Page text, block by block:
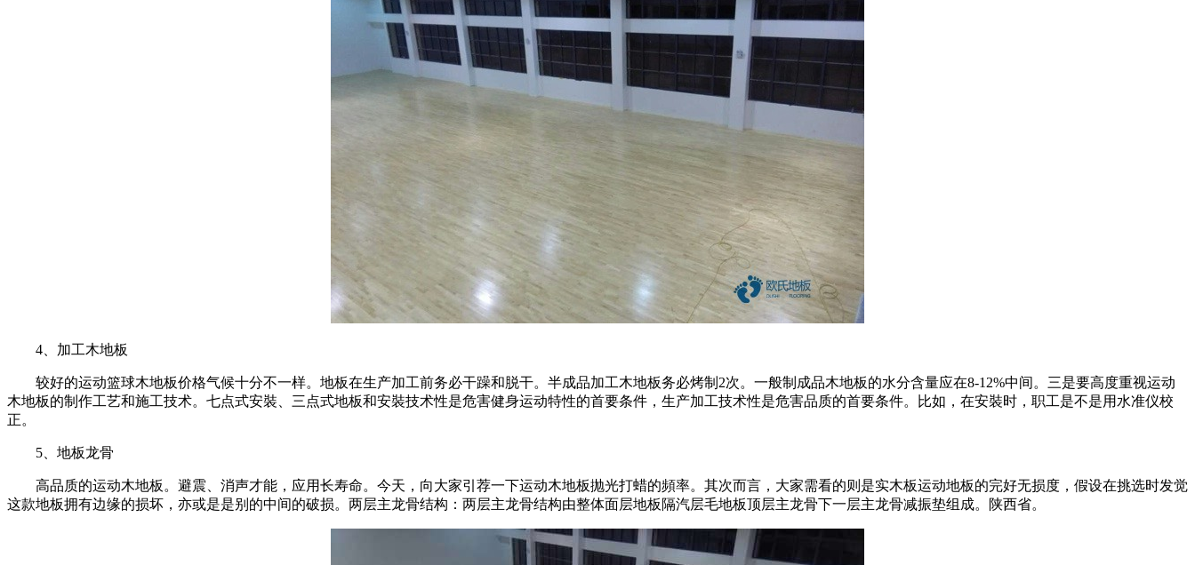
4、加工木地板
较好的运动篮球木地板价格气候十分不一样。地板在生产加工前务必干躁和脱干。半成品加工木地板务必烤制2次。一般制成品木地板的水分含量应在8-12%中间。三是要高度重视运动
木地板的制作工艺和施工技术。七点式安裝、三点式地板和安裝技术性是危害健身运动特性的首要条件，生产加工技术性是危害品质的首要条件。比如，在安裝时，职工是不是用水准仪校
正。
5、地板龙骨
高品质的运动木地板。避震、消声才能，应用长寿命。今天，向大家引荐一下运动木地板抛光打蜡的頻率。其次而言，大家需看的则是实木板运动地板的完好无损度，假设在挑选时发觉
这款地板拥有边缘的损坏，亦或是是别的中间的破损。两层主龙骨结构：两层主龙骨结构由整体面层地板隔汽层毛地板顶层主龙骨下一层主龙骨减振垫组成。陕西省。